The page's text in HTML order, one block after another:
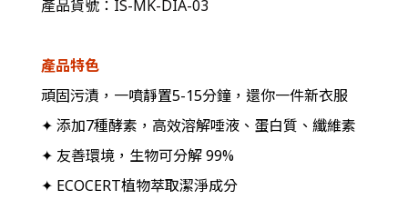
產品貨號：IS-MK-DIA-03
產品特色
頑固污漬，一噴靜置5-15分鐘，還你一件新衣服
✦ 添加7種酵素，高效溶解唾液、蛋白質、纖維素
✦ 友善環境，生物可分解 99%
✦ ECOCERT植物萃取潔淨成分